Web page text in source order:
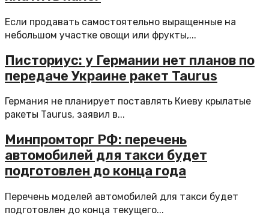
Если продавать самостоятельно выращенные на
небольшом участке овощи или фрукты,...
Писториус: у Германии нет планов по
передаче Украине ракет Taurus
Германия не планирует поставлять Киеву крылатые
ракеты Taurus, заявил в...
Минпромторг РФ: перечень
автомобилей для такси будет
подготовлен до конца года
Перечень моделей автомобилей для такси будет
подготовлен до конца текущего...